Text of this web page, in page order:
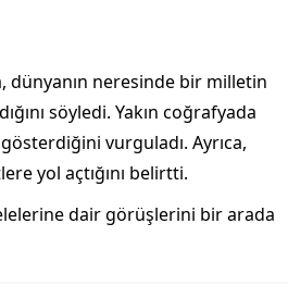
dünyanın neresinde bir milletin
söyledi. Yakın coğrafyada
vurguladı. Ayrıca,
yol açtığını belirtti.
dair görüşlerini bir arada